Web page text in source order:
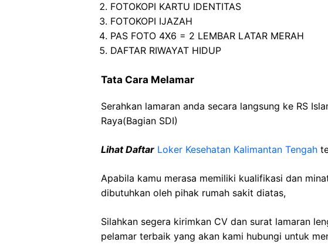
FOTOKOPI KARTU IDENTITAS
FOTOKOPI IJAZAH
PAS FOTO 4X6 = 2 LEMBAR LATAR MERAH
DAFTAR RIWAYAT HIDUP
Tata Cara Melamar
Serahkan lamaran anda secara langsung ke RS
Raya(Bagian SDI)
Lihat Daftar Loker Kesehatan Kalimantan Tengah
Apabila kamu merasa memiliki kualifikasi dan
dibutuhkan oleh pihak rumah sakit diatas,
Silahkan segera kirimkan CV dan surat lamaran
pelamar terbaik yang akan kami hubungi untuk